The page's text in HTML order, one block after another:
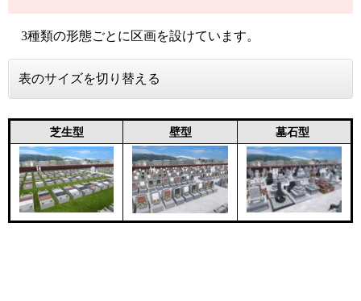
3種類の形態ごとに区画を設けています。
表のサイズを切り替える
芝生型 壁型 墓石型